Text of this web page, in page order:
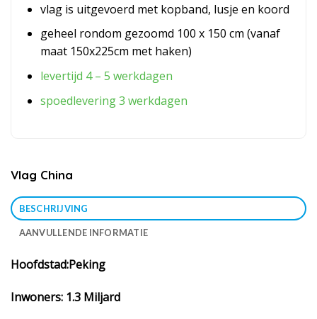
vlag is uitgevoerd met kopband, lusje en koord
geheel rondom gezoomd 100 x 150 cm (vanaf
maat 150x225cm met haken)
levertijd 4 – 5 werkdagen
spoedlevering 3 werkdagen
Vlag China
BESCHRIJVING
AANVULLENDE INFORMATIE
Hoofdstad:Peking
Inwoners: 1.3 Miljard